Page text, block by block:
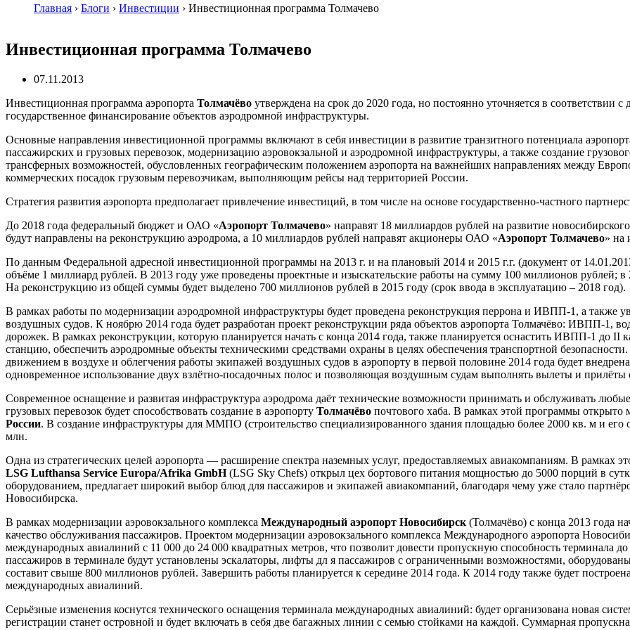
Главная › Блоги › Инвестиции › Инвестиционная программа Толмачево
Инвестиционная программа Толмачево
07.11.2013
Инвестиционная программа аэропорта Толмачёво утверждена на срок до 2020 года, но постоянно уточняется в соответствии
государственное финансирование объектов аэродромной инфраструктуры.
Основные направления инвестиционной программы включают в себя инвестиции в развитие транзитного потенциала
пассажирских и грузовых перевозок, модернизацию аэровокзальной и аэродромной инфраструктуры, а также создание
трансферных возможностей, обусловленных географическим положением аэропорта на важнейших направлениях между
коммерческих посадок грузовым перевозчикам, выполняющим рейсы над территорией России.
Стратегия развития аэропорта предполагает привлечение инвестиций, в том числе на основе государственно-частного
До 2018 года федеральный бюджет и ОАО «Аэропорт Толмачево» направят 18 миллиардов рублей на развитие
будут направлены на реконструкцию аэродрома, а 10 миллиардов рублей направят акционеры ОАО «Аэропорт Толмачево» на
По данным Федеральной адресной инвестиционной программы на 2013 г. и на плановый 2014 и 2015 г.г. (документ от
объёме 1 миллиард рублей. В 2013 году уже проведены проектные и изыскательские работы на сумму 100 миллионов рублей;
На реконструкцию из общей суммы будет выделено 700 миллионов рублей в 2015 году (срок ввода в эксплуатацию – 2018 год).
В рамках работы по модернизации аэродромной инфраструктуры будет проведена реконструкция перрона и ИВПП-1, а также
воздушных судов. К ноябрю 2014 года будет разработан проект реконструкции ряда объектов аэропорта Толмачёво: ИВПП-1,
дорожек. В рамках реконструкции, которую планируется начать с конца 2014 года, также планируется оснастить ИВПП-1 до II
станцию, обеспечить аэродромные объекты техническими средствами охраны в целях обеспечения транспортной
движением в воздухе и облегчения работы экипажей воздушных судов в аэропорту в первой половине 2014 года будет
одновременное использование двух взлётно-посадочных полос и позволяющая воздушным судам выполнять вылеты и
Современное оснащение и развитая инфраструктура аэродрома даёт технические возможности принимать и обслуживать
грузовых перевозок будет способствовать создание в аэропорту Толмачёво почтового хаба. В рамках этой программы
России. В создание инфраструктуры для ММПО (строительство специализированного здания площадью более 2000 кв. м и
млн.
Одна из стратегических целей аэропорта — расширение спектра наземных услуг, предоставляемых авиакомпаниям. В рамках
LSG Lufthansa Service Europa/Afrika GmbH(LSG Sky Chefs) открыл цех бортового питания мощностью до 5000 порций в
оборудованием, предлагает широкий выбор блюд для пассажиров и экипажей авиакомпаний, благодаря чему уже стало
Новосибирска.
В рамках модернизации аэровокзального комплекса Международный аэропорт Новосибирск (Толмачёво) с конца 2013 года
качество обслуживания пассажиров. Проектом модернизации аэровокзального комплекса Международного аэропорта
международных авиалиний с 11 000 до 24 000 квадратных метров, что позволит довести пропускную способность терминала
пассажиров в терминале будут установлены эскалаторы, лифты дл я пассажиров с ограниченными возможностями,
составит свыше 800 миллионов рублей. Завершить работы планируется к середине 2014 года. К 2014 году также будет
международных авиалиний.
Серьёзные изменения коснутся технического оснащения терминала международных авиалиний: будет организована новая
регистрации станет островной и будет включать в себя две багажных линии с семью стойками на каждой. Суммарная